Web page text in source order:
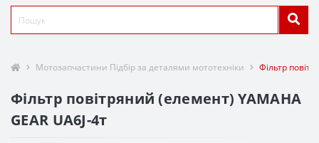
Мотозапчастини Підбір за деталями мототехніки Фільтр
Фільтр повітряний (елемент) YAMAHA
GEAR UA6J-4т